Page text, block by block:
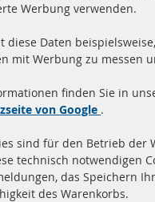
innerhalb 24 Stunden
auf Lager
Quick Links
Dieselpartikelfilter
Dieselpartikelfilter
Katalysator (KAT)
Werbung verwenden.
diese Daten
mit Werbung zu messen
finden Sie in
von Google .
sind für den Betrieb
technisch notwendigen
das Speichern
des Warenkorbs.